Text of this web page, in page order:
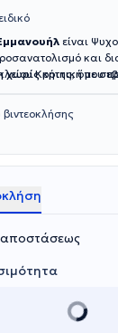
είναι
και
Κρήτης, όπου
μέλος της
δραστηριότητες
χωρίς κριτική με
αποστάσεως